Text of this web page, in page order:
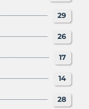
29
26
17
14
28